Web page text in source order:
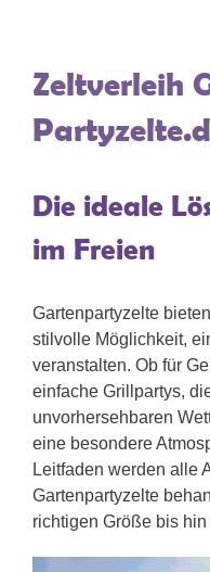
Zeltverleih
Die ideale
im Freien
Gartenpartyzelte
stilvolle Möglichkeit,
veranstalten. Ob für
einfache Grillpartys,
unvorhersehbaren
eine besondere
Leitfaden werden alle
Gartenpartyzelte
richtigen Größe bis